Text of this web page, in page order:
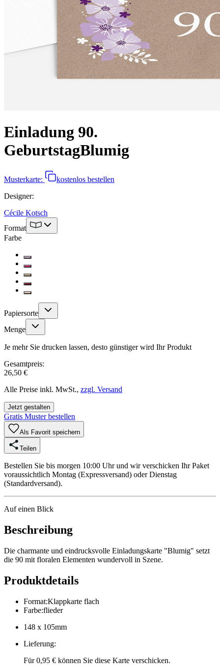
Einladung 90.
GeburtstagBlumig
Musterkarte:
kostenlos bestellen
Designer:
Cécile Kotsch
Format
Farbe
Papiersorte
Menge
Je mehr Sie drucken lassen, desto günstiger wird Ihr Produkt
Gesamtpreis:
26,50 €
Alle Preise inkl. MwSt., zzgl. Versand
Jetzt gestalten
Gratis Muster bestellen
Als Favorit speichern
Teilen
Bestellen Sie bis morgen 10:00 Uhr und wir verschicken Ihr Paket
voraussichtlich Montag (Expressversand) oder Dienstag
(Standardversand).
Auf einen Blick
Beschreibung
Die charmante und eindrucksvolle Einladungskarte "Blumig" setzt
die 90 mit floralen Elementen wundervoll in Szene.
Produktdetails
Format:Klappkarte flach
Farbe:flieder
148 x 105mm
Lieferung:
Für 0,95 € können Sie diese Karte verschicken.